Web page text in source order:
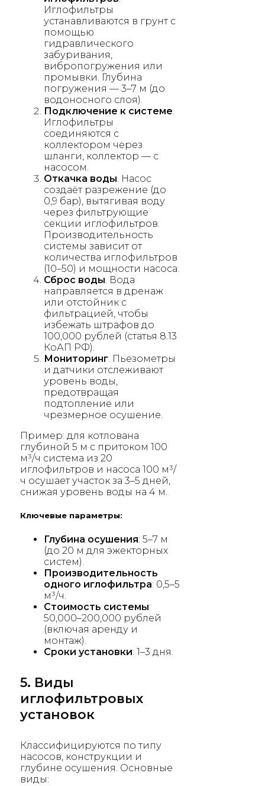
Иглофильтры
устанавливаются в грунт с
помощью
гидравлического
забуривания,
вибропогружения или
промывки. Глубина
погружения — 3–7 м (до
водоносного слоя).
Подключение к системе.
Иглофильтры
соединяются с
коллектором через
шланги, коллектор — с
насосом.
Откачка воды. Насос
создаёт разрежение (до
0,9 бар), вытягивая воду
через фильтрующие
секции иглофильтров.
Производительность
системы зависит от
количества иглофильтров
(10–50) и мощности насоса.
Сброс воды. Вода
направляется в дренаж
или отстойник с
фильтрацией, чтобы
избежать штрафов до
100,000 рублей (статья 8.13
КоАП РФ).
Мониторинг. Пьезометры
и датчики отслеживают
уровень воды,
предотвращая
подтопление или
чрезмерное осушение.
Пример: для котлована
глубиной 5 м с притоком 100
м³/ч система из 20
иглофильтров и насоса 100 м³/
ч осушает участок за 3–5 дней,
снижая уровень воды на 4 м.
Ключевые параметры:
Глубина осушения: 5–7 м
(до 20 м для эжекторных
систем).
Производительность
одного иглофильтра: 0,5–5
м³/ч.
Стоимость системы:
50,000–200,000 рублей
(включая аренду и
монтаж).
Сроки установки: 1–3 дня.
5. Виды
иглофильтровых
установок
Классифицируются по типу
насосов, конструкции и
глубине осушения. Основные
виды: